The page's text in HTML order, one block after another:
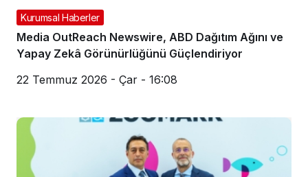
Kurumsal Haberler
Media OutReach Newswire, ABD Dağıtım Ağını ve
Yapay Zekâ Görünürlüğünü Güçlendiriyor
22 Temmuz 2026 - Çar - 16:08